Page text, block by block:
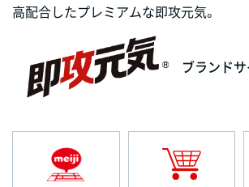
高配合したプレミアムな即攻元気。
ブランド